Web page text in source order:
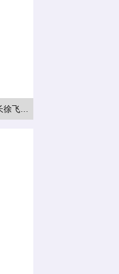
福建福耀科技大学常务副校长徐飞：新型研究型大学不能为指标所役